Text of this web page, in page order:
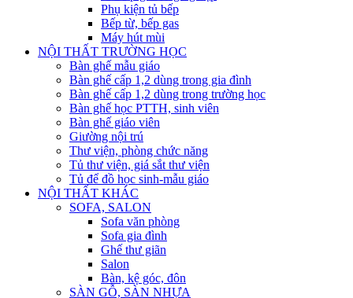
Phụ kiện tủ bếp
Bếp từ, bếp gas
Máy hút mùi
NỘI THẤT TRƯỜNG HỌC
Bàn ghế mẫu giáo
Bàn ghế cấp 1,2 dùng trong gia đình
Bàn ghế cấp 1,2 dùng trong trường học
Bàn ghế học PTTH, sinh viên
Bàn ghế giáo viên
Giường nội trú
Thư viện, phòng chức năng
Tủ thư viện, giá sắt thư viện
Tủ để đồ học sinh-mẫu giáo
NỘI THẤT KHÁC
SOFA, SALON
Sofa văn phòng
Sofa gia đình
Ghế thư giãn
Salon
Bàn, kệ góc, đôn
SÀN GỖ, SÀN NHỰA